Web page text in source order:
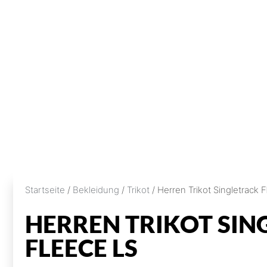
Startseite / Bekleidung / Trikot / Herren Trikot Singletrack
HERREN TRIKOT
FLEECE LS